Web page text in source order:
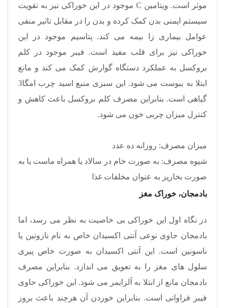
موثر است. ویتامین C موجود در این خوراکی نیز به تقویت
سیستم ایمنی بدن کمک کرده و بدن را در مقابل تاثیر منفی
عوامل بیماری زا بیمه می کند. پتاسیم موجود در این
خوراکی نیز برای قلب مفید است. فیبر موجود در کلم
بروکسل به عملکرد دستگاه گوارش کمک می کند و مانع
ابتلا به یبوست می شود. این سبزی منبع اسید چرب امگا3
گیاهی است. بنابراین مصرف کلم بروکسل باعث کاهش و
کنترل میزان چربی خون می شود.
میزان مصرف: روزانه ده عدد
شیوه مصرف: به صورت خام در سالاد یا همراه ماست یا به
صورت بخارپز به عنوان مخلفات غذا
بادمجان، خوراک مغز
در نگاه اول این خوراکی بی خاصیت به نظر می رسد، اما
بادمجان حاوی نوعی آنتی اکسیدان خاص به نام نازونین یا
ناسونین است. این آنتی اکسیدان به صورت خاص پیری
سلول های مغز را به تعویق می اندازد. بنابراین مصرف
بادمجان مانع از ابتلا به آلزایمر می شود. این خوراکی حاوی
فیبر فراوانی است. بنابراین خوردن آن هرچند باعث بروز